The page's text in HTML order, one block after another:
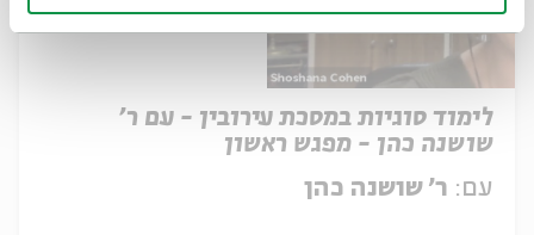
לימוד סוגיות במסכת עירובין - עם ר'
שושנה כהן - מפגש ראשון
עם: ר' שושנה כהן